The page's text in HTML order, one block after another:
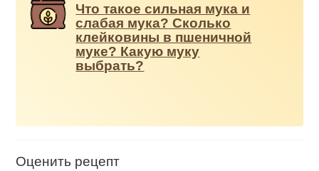
Что такое сильная мука и
слабая мука? Сколько
клейковины в пшеничной
муке? Какую муку
выбрать?
Оценить рецепт